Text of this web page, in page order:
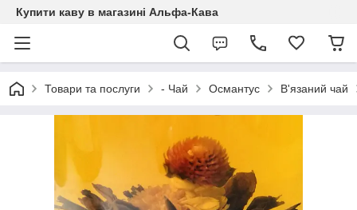
Купити каву в магазині Альфа-Кава
Товари та послуги - Чай Османтус В'язаний чай